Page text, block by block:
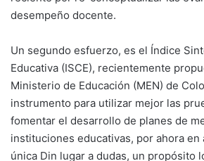
desempeño docente.
Un segundo esfuerzo, es el Índice
Educativa (ISCE), recientemente
Ministerio de Educación (MEN) de
instrumento para utilizar mejor las
fomentar el desarrollo de planes de
instituciones educativas, por ahora en
única Din lugar a dudas, un propósito